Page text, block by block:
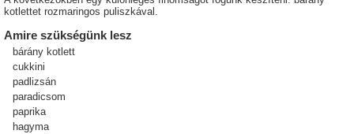
kotlettet rozmaringos puliszkával.
Amire szükségünk lesz
bárány kotlett
cukkini
padlizsán
paradicsom
paprika
hagyma